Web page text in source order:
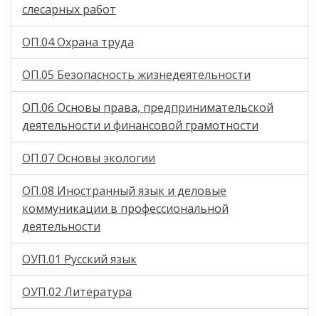
слесарных работ
ОП.04 Охрана труда
ОП.05 Безопасность жизнедеятельности
ОП.06 Основы права, предпринимательской
деятельности и финансовой грамотности
ОП.07 Основы экологии
ОП.08 Иностранный язык и деловые
коммуникации в профессиональной
деятельности
ОУП.01 Русский язык
ОУП.02 Литература